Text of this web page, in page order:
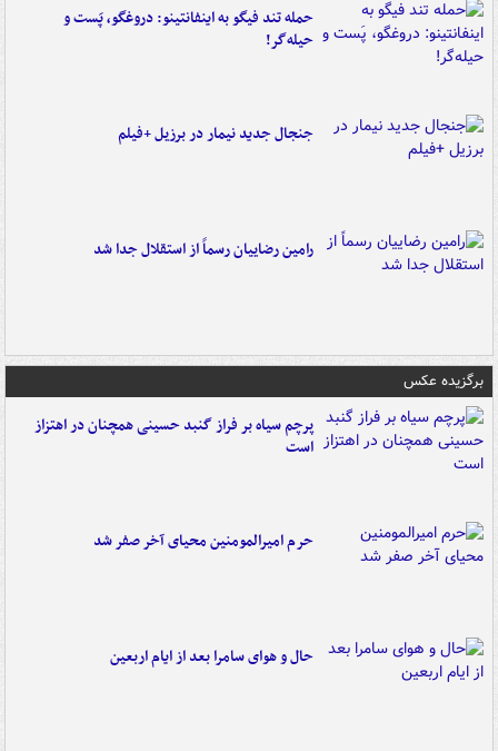
حمله تند فیگو به اینفانتینو: دروغگو، پَست‌ و
حیله‌گر!
جنجال جدید نیمار در برزیل +فیلم
رامین رضاییان رسماً از استقلال جدا شد
برگزیده عکس
پرچم سیاه بر فراز گنبد حسینی همچنان در اهتزاز
است
حرم امیرالمومنین محیای آخر صفر شد
حال و هوای سامرا بعد از ایام اربعین